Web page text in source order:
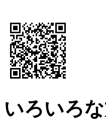
いろいろ